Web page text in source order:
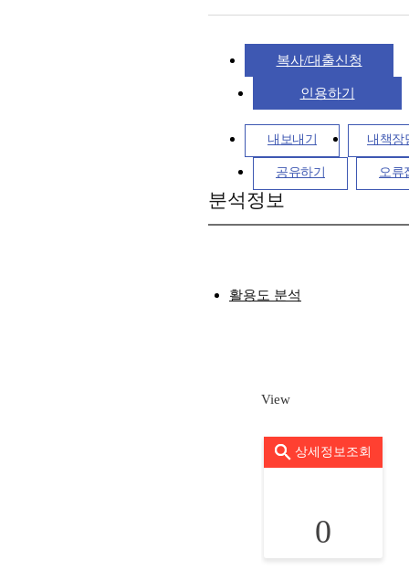
복사/대출신청
인용하기
내보내기 내책장
공유하기 오류
분석정보
활용도 분석
View
상세정보조회
0